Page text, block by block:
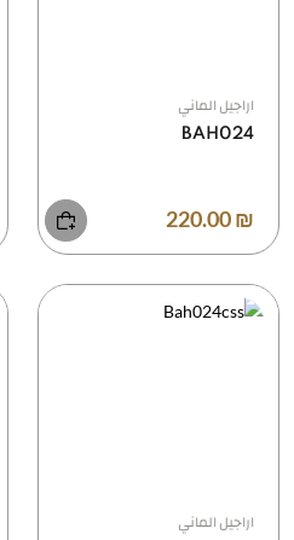
اراجيل الماني
BAH024
₪ 220.00
اراجيل الماني